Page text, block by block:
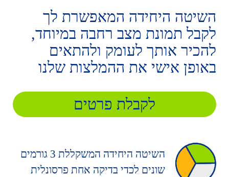
השיטה היחידה המאפשרת לך
לקבל תמונת מצב רחבה במיוחד,
להכיר אותך לעומק ולהתאים
באופן אישי את ההמלצות שלנו
לקבלת פרטים
השיטה היחידה המשקללת 3 גורמים
שונים לכדי בדיקה אחת פרסונלית